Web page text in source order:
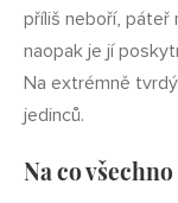
příliš neboří, páteř
naopak je jí
Na extrémně
jedinců.
Na co